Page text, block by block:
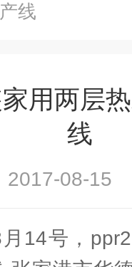
线
用两层
线
2017-08-
号，